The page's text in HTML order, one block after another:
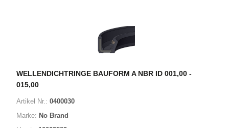
WELLENDICHTRINGE BAUFORM A NBR ID 001,00 -
015,00
Artikel Nr.: 0400030
Marke: No Brand